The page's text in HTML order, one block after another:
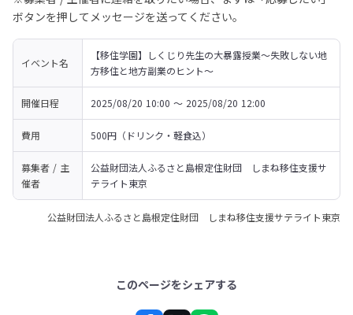
ボタンを押してメッセージを送ってください。
イベント名
【移住学園】しくじり先生の大暴露授業～失敗しない地
方移住と地方副業のヒント～
開催日程 2025/08/20 10:00 〜 2025/08/20 12:00
費用 500円（ドリンク・軽食込）
募集者 / 主
催者
公益財団法人ふるさと島根定住財団　しまね移住支援サ
テライト東京
公益財団法人ふるさと島根定住財団 しまね移住支援サテライト東京
このページをシェアする